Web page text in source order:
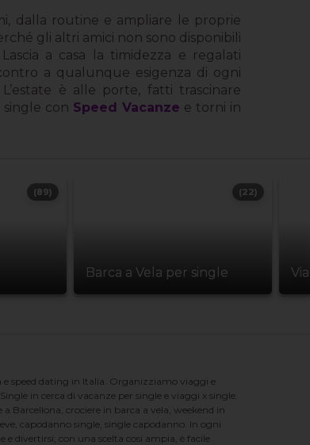
dalla routine e ampliare le proprie
gli altri amici non sono disponibili
a casa la timidezza e regalati
a qualunque esigenza di ogni
è alle porte, fatti trascinare
con Speed Vacanze e torni in
(89)
Barca a Vela per single
(22)
speed dating in Italia. Organizziamo viaggi e
in cerca di vacanze per single e viaggi x single.
Barcellona, crociere in barca a vela, weekend in
capodanno single, single capodanno. In ogni
divertirsi; con una scelta cosi ampia, è facile